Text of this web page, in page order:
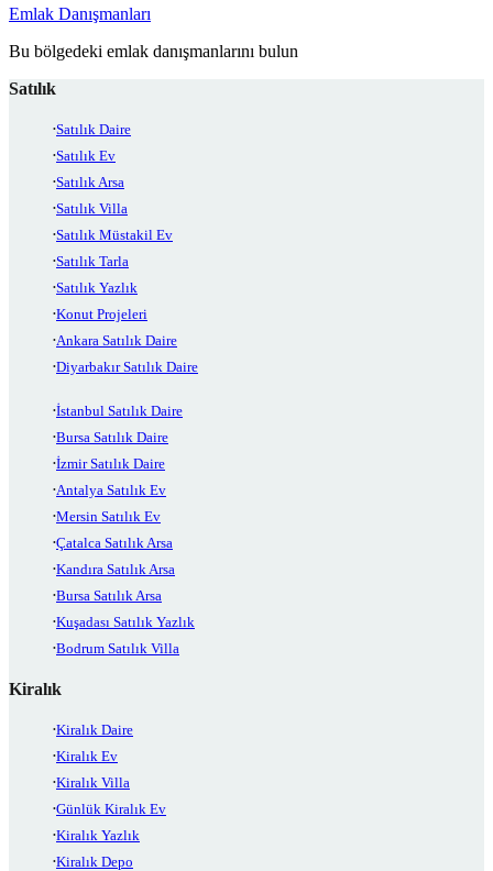
Emlak Danışmanları
Bu bölgedeki emlak danışmanlarını bulun
Satılık
Satılık Daire
Satılık Ev
Satılık Arsa
Satılık Villa
Satılık Müstakil Ev
Satılık Tarla
Satılık Yazlık
Konut Projeleri
Ankara Satılık Daire
Diyarbakır Satılık Daire
İstanbul Satılık Daire
Bursa Satılık Daire
İzmir Satılık Daire
Antalya Satılık Ev
Mersin Satılık Ev
Çatalca Satılık Arsa
Kandıra Satılık Arsa
Bursa Satılık Arsa
Kuşadası Satılık Yazlık
Bodrum Satılık Villa
Kiralık
Kiralık Daire
Kiralık Ev
Kiralık Villa
Günlük Kiralık Ev
Kiralık Yazlık
Kiralık Depo